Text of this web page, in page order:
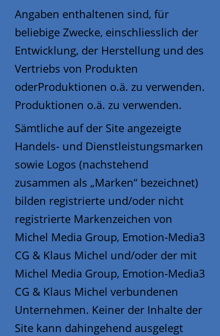
Angaben enthaltenen sind, für
beliebige Zwecke, einschliesslich der
Entwicklung, der Herstellung und des
Vertriebs von Produkten
oderProduktionen o.ä. zu verwenden.
Produktionen o.ä. zu verwenden.
Sämtliche auf der Site angezeigte
Handels- und Dienstleistungsmarken
sowie Logos (nachstehend
zusammen als „Marken“ bezeichnet)
bilden registrierte und/oder nicht
registrierte Markenzeichen von
Michel Media Group, Emotion-Media3
CG & Klaus Michel und/oder der mit
Michel Media Group, Emotion-Media3
CG & Klaus Michel verbundenen
Unternehmen. Keiner der Inhalte der
Site kann dahingehend ausgelegt